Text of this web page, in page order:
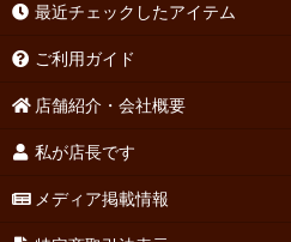
最近チェックしたアイテム
ご利用ガイド
店舗紹介・会社概要
私が店長です
メディア掲載情報